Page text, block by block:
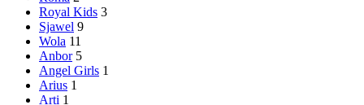
Royal Kids 3
Sjawel 9
Wola 11
Anbor 5
Angel Girls 1
Arius 1
Arti 1